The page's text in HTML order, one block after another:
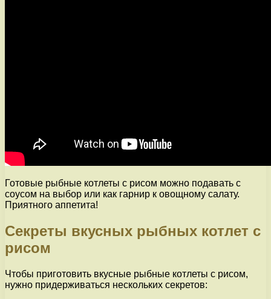
Готовые рыбные котлеты с рисом можно подавать с
соусом на выбор или как гарнир к овощному салату.
Приятного аппетита!
Секреты вкусных рыбных котлет с
рисом
Чтобы приготовить вкусные рыбные котлеты с рисом,
нужно придерживаться нескольких секретов: